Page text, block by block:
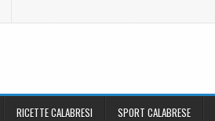
RICETTE CALABRESI SPORT CALABRESE